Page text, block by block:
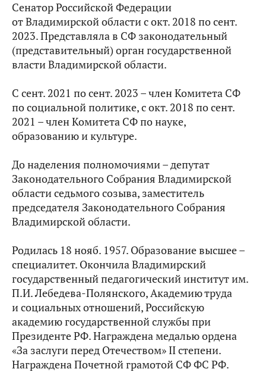
Сенатор Российской Федерации
от Владимирской области с окт. 2018 по сент.
2023. Представляла в СФ законодательный
(представительный) орган государственной
власти Владимирской области.
С сент. 2021 по сент. 2023 – член Комитета СФ
по социальной политике, с окт. 2018 по сент.
2021 – член Комитета СФ по науке,
образованию и культуре.
До наделения полномочиями – депутат
Законодательного Собрания Владимирской
области седьмого созыва, заместитель
председателя Законодательного Собрания
Владимирской области.
Родилась 18 нояб. 1957. Образование высшее –
специалитет. Окончила Владимирский
государственный педагогический институт им.
П.И. Лебедева-Полянского, Академию труда
и социальных отношений, Российскую
академию государственной службы при
Президенте РФ. Награждена медалью ордена
«За заслуги перед Отечеством» II степени.
Награждена Почетной грамотой СФ ФС РФ.